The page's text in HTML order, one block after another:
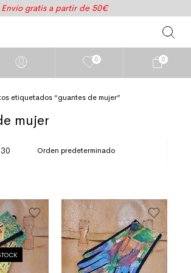
Envío gratis a partir de 50€
0 0
etiquetados “guantes de mujer”
mujer
30